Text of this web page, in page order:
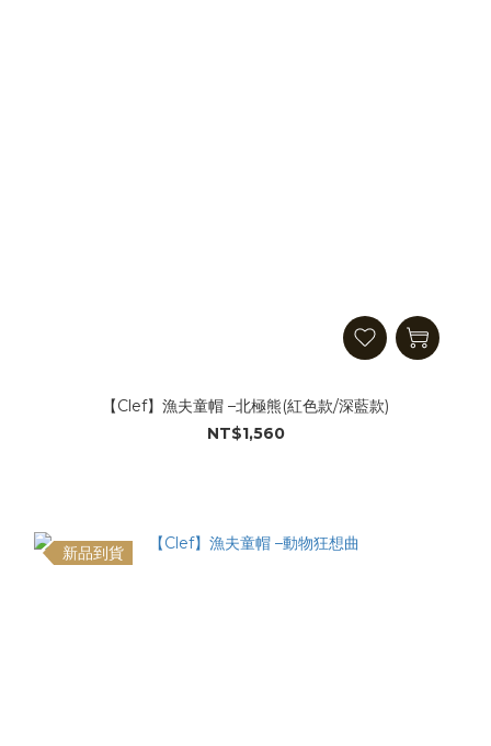
【Clef】漁夫童帽 –北極熊(紅色款/深藍款)
NT$1,560
新品到貨